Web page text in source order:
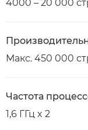
4000 – 20 000
Макс. 450 000
Частота
1,6 ГГц x 2